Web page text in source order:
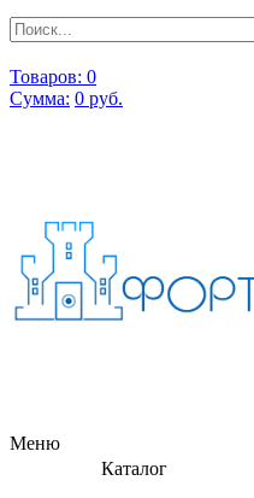
Товаров: 0
Сумма: 0 руб.
Меню
Каталог